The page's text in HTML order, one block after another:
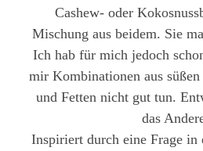
Cashew- oder
Mischung aus beidem. Sie
Ich hab für mich jedoch
mir Kombinationen aus
und Fetten nicht gut tun.
das
Inspiriert durch eine Frage in